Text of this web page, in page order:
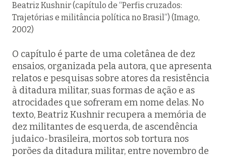
Beatriz Kushnir (capítulo de “Perfis cruzados:
Trajetórias e militância política no Brasil”) (Imago,
2002)
O capítulo é parte de uma coletânea de dez
ensaios, organizada pela autora, que apresenta
relatos e pesquisas sobre atores da resistência
à ditadura militar, suas formas de ação e as
atrocidades que sofreram em nome delas. No
texto, Beatriz Kushnir recupera a memória de
dez militantes de esquerda, de ascendência
judaico-brasileira, mortos sob tortura nos
porões da ditadura militar, entre novembro de